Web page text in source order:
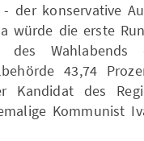
der konservative
würde die erste
des Wahlabends
43,74
Kandidat des
Kommunist